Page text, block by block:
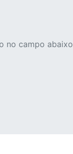
no campo abaixo